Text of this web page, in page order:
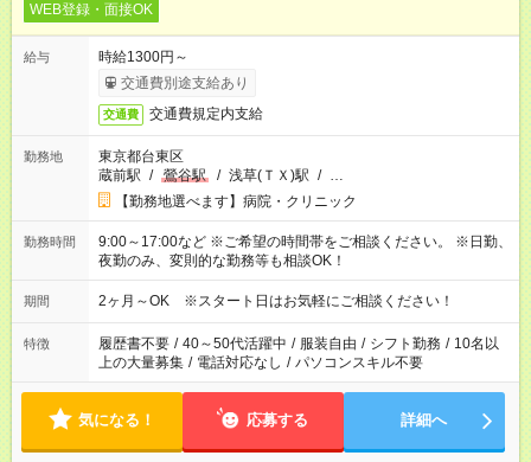
WEB登録・面接OK
給与
時給1300円～
交通費別途支給あり
交通費 交通費規定内支給
勤務地
東京都台東区
蔵前駅 / 鶯谷駅 / 浅草(ＴＸ)駅 / …
【勤務地選べます】病院・クリニック
勤務時間
9:00～17:00など ※ご希望の時間帯をご相談ください。 ※日勤、
夜勤のみ、変則的な勤務等も相談OK！
期間 2ヶ月～OK ※スタート日はお気軽にご相談ください！
特徴 履歴書不要 / 40～50代活躍中 / 服装自由 / シフト勤務 / 10名以
上の大量募集 / 電話対応なし / パソコンスキル不要
気になる！ 応募する 詳細へ